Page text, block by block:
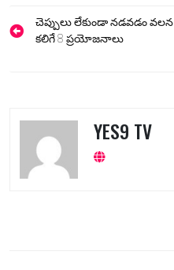
Post
navigation
చెప్పులు లేకుండా నడవడం వలన
కలిగే 8 ప్రయోజనాలు
YES9 TV